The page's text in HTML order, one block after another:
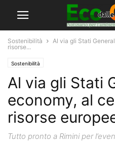
Sostenibilità
Al via gli Stati
risorse...
Sostenibilità
Al via gli Stati
economy, al
risorse
Tutto pronto a Rimini per